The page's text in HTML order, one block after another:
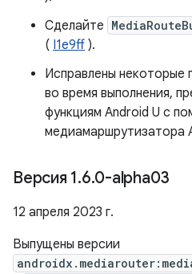
Сделайте
( I1e9ff ).
Исправлены некоторые
во время выполнения,
функциям Android U с
медиамаршрутизатора
Версия 1.6.0-alpha03
12 апреля 2023 г.
Выпущены версии